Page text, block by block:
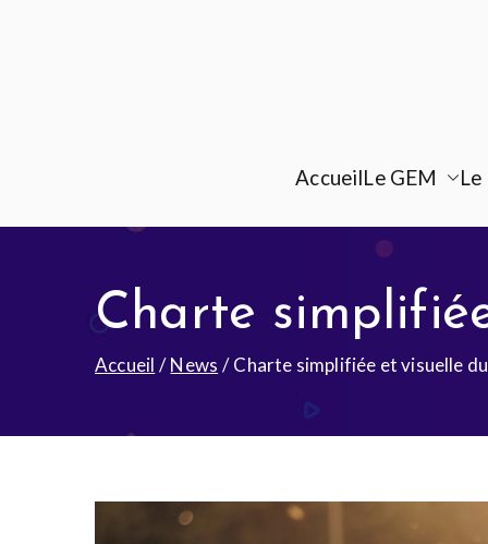
AccueilLe GEM Le
Charte
Accueil News Charte simplifiée et visuelle